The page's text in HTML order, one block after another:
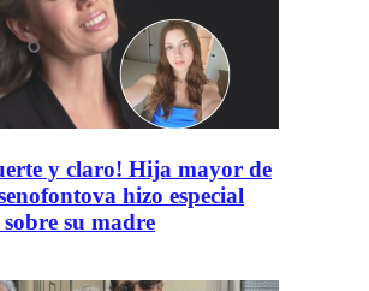
y claro! Hija mayor de
hizo especial
su madre